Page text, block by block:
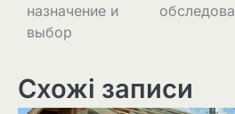
назначение и
выбор
Схожі записи